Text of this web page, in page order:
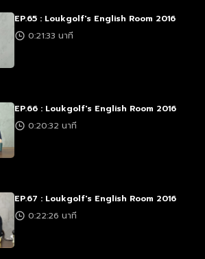
EP.65 : Loukgolf's English Room 2016
0:21:33 นาที
EP.66 : Loukgolf's English Room 2016
0:20:32 นาที
EP.67 : Loukgolf's English Room 2016
0:22:26 นาที